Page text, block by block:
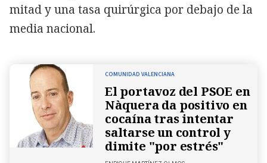
mitad y una tasa quirúrgica por debajo de la
media nacional.
COMUNIDAD VALENCIANA
El portavoz del PSOE en
Nàquera da positivo en
cocaína tras intentar
saltarse un control y
dimite "por estrés"